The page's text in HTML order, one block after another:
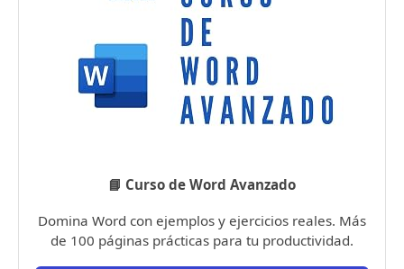
📘 Curso de Word Avanzado
Domina Word con ejemplos y ejercicios reales. Más
de 100 páginas prácticas para tu productividad.